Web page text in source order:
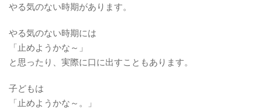
やる気のない時期があります。
やる気のない時期には
「止めようかな～」
と思ったり、実際に口に出すこともあります。
子どもは
「止めようかな～。」